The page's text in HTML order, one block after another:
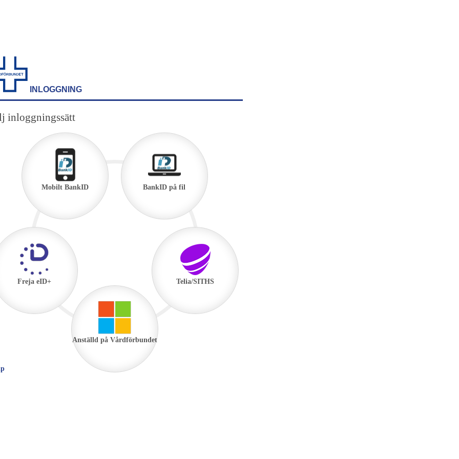
INLOGGNING
inloggningssätt
Mobilt BankID BankID på fil
Telia/SITHS
Anställd på Vårdförbundet
Freja eID+